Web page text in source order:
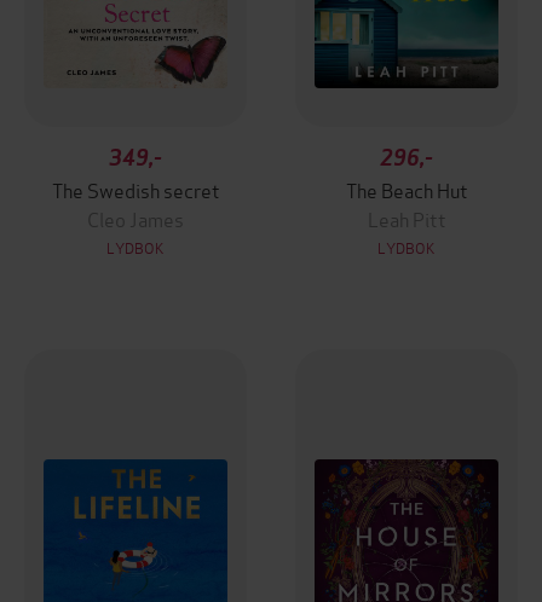
349,-
The Swedish secret
Cleo James
LYDBOK
296,-
The Beach Hut
Leah Pitt
LYDBOK